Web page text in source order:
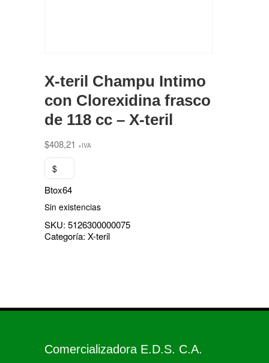
X-teril Champu Intimo
con Clorexidina frasco
de 118 cc – X-teril
$408,21 +IVA
$
Btox64
Sin existencias
SKU: 5126300000075
Categoría: X-teril
Comercializadora E.D.S. C.A.